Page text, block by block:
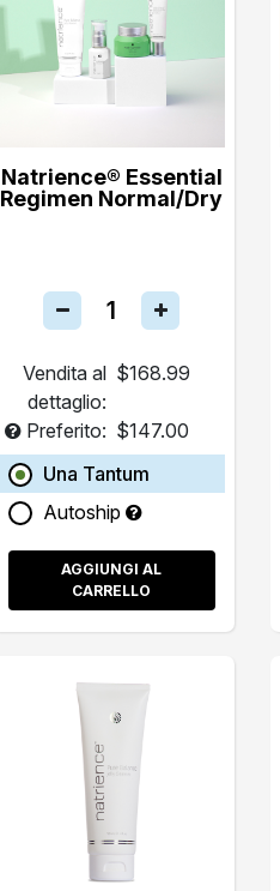
Natrience® Essential
Regimen Normal/Dry
Vendita al
dettaglio:
$168.99
Preferito: $147.00
Una Tantum
Autoship
AGGIUNGI AL
CARRELLO